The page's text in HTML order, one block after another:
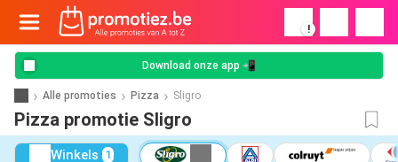
!
Download onze app 📲
Alle promoties Pizza Sligro
Pizza promotie Sligro
Winkels 1